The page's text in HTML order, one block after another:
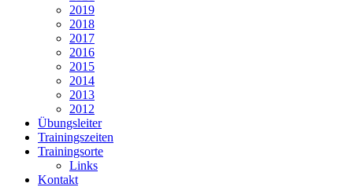
2019
2018
2017
2016
2015
2014
2013
2012
Übungsleiter
Trainingszeiten
Trainingsorte
Links
Kontakt